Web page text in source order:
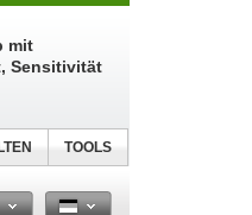
mit
Sensitivität
TOOLS